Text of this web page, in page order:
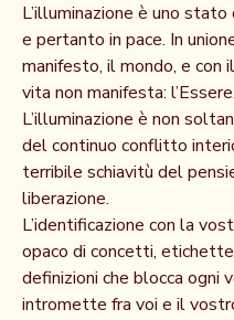
L’illuminazione è uno
e pertanto in pace. In
manifesto, il mondo, e con
vita non manifesta: l’Essere.
L’illuminazione è non
del continuo conflitto
terribile schiavitù del
liberazione.
L’identificazione con la
opaco di concetti,
definizioni che blocca ogni
intromette fra voi e il